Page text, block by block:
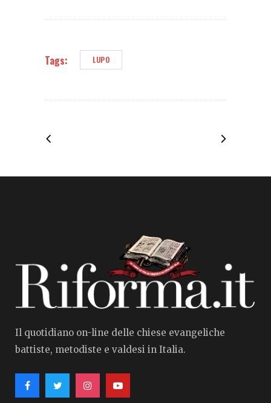
Tags: LUPO
Il quotidiano on-line delle chiese evangeliche
battiste, metodiste e valdesi in Italia.